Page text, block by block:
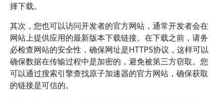
择下载。
其次，您也可以访问开发者的官方网站，通常开发者会在
网站上提供应用的最新版本下载链接。在下载之前，请务
必检查网站的安全性，确保网址是HTTPS协议，这样可以
确保数据在传输过程中是加密的，避免被第三方窃取。您
可以通过搜索引擎查找原子加速器的官方网站，确保获取
的链接是可信的。